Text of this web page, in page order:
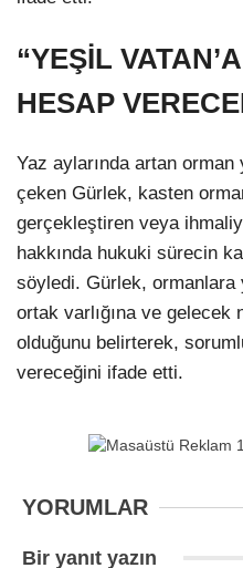
“YEŞİL
HESAP
Yaz aylarında artan orman
çeken Gürlek, kasten
gerçekleştiren veya
hakkında hukuki sürecin
söyledi. Gürlek, ormanlara
ortak varlığına ve gelecek
olduğunu belirterek,
vereceğini ifade etti.
YORUMLAR
Bir yanıt yazın